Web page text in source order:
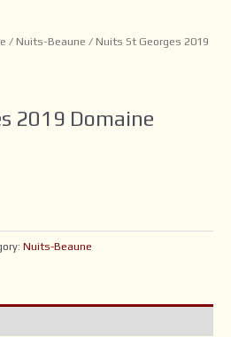
/ Nuits-Beaune / Nuits St Georges 2019
2019 Domaine
Nuits-Beaune